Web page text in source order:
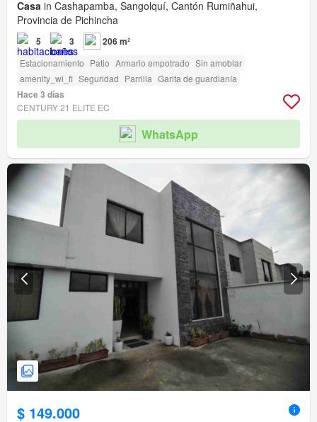
Casa in Cashapamba, Sangolquí, Cantón Rumiñahui,
Provincia de Pichincha
5 3 206 m²
Estacionamiento Patio Armario empotrado Sin amoblar
amenity_wi_fi Seguridad Parrilla Garita de guardianía
Hace 3 días
CENTURY 21 ELITE EC
WhatsApp
$ 149.000